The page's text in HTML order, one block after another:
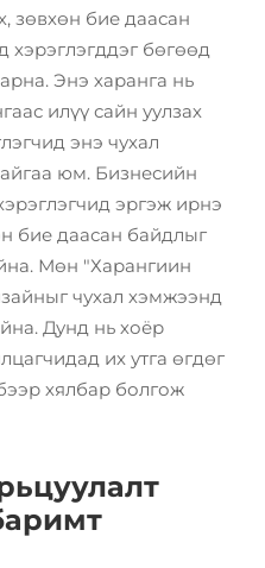
зөвхөн бие даасан
бөгөөд
Энэ харанга нь
илүү сайн уулзах
энэ чухал
юм. Бизнесийн
эргэж ирнэ
бие даасан байдлыг
Мөн "Харангиин
чухал хэмжээнд
Дунд нь хоёр
их утга өгдөг
хялбар болгож